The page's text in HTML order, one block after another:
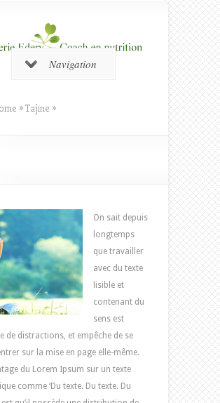
Navigation
»Tajine »
On sait depuis
longtemps
que travailler
avec du texte
lisible et
contenant du
sens est
de distractions, et empêche de se
sur la mise en page elle-même.
du Lorem Ipsum sur un texte
comme ‘Du texte. Du texte. Du